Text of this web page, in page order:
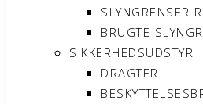
SLYNGRENSER
BRUGTE
SIKKERHEDSUDSTYR
DRAGTER